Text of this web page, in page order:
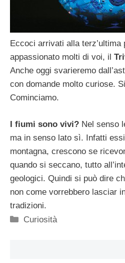
Eccoci arrivati alla
appassionato molti di voi, il
Anche oggi svarieremo
con domande molto curiose.
Cominciamo.
I fiumi sono vivi? Nel senso
ma in senso lato sì. Infatti
montagna, crescono se
quando si seccano, tutto
geologici. Quindi si può dire
non come vorrebbero lasciar
tradizioni.
Categorie
Curiosità